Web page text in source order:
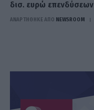
δισ. ευρώ επενδύσεων
ΑΝΑΡΤΗΘΗΚΕ ΑΠΟ NEWSROOM